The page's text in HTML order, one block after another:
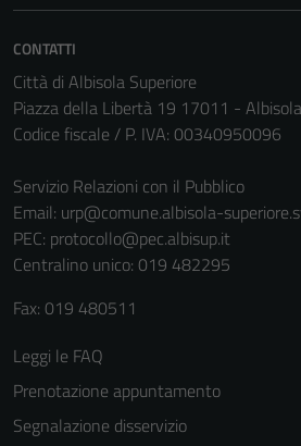
CONTATTI
Città di Albisola Superiore
Piazza della Libertà 19 17011 -
Codice fiscale / P. IVA: 00340950096
Servizio Relazioni con il Pubblico
Email: urp@comune.albisola-
PEC: protocollo@pec.albisup.it
Centralino unico: 019 482295
Fax: 019 480511
Leggi le FAQ
Prenotazione appuntamento
Segnalazione disservizio